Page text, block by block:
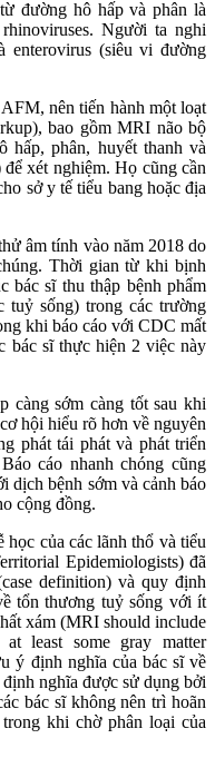
đường hô hấp và phân là
Người ta nghi
enterovirus (siêu vi đường
nên tiến hành một loạt
bao gồm MRI não bộ
hấp, phân, huyết thanh và
xét nghiệm. Họ cũng cần
sở y tế tiểu bang hoặc địa
âm tính vào năm 2018 do
Thời gian từ khi bịnh
bác sĩ thu thập bệnh phẩm
tuỷ sống) trong các trường
khi báo cáo với CDC mất
bác sĩ thực hiện 2 việc này
càng sớm càng tốt sau khi
hội hiểu rõ hơn về nguyên
phát tái phát và phát triển
cáo nhanh chóng cũng
dịch bệnh sớm và cảnh báo
cộng đồng.
của các lãnh thổ và tiểu
Epidemiologists) đã
definition) và quy định
tổn thương tuỷ sống với ít
xám (MRI should include
least some gray matter
ý định nghĩa của bác sĩ về
nghĩa được sử dụng bởi
bác sĩ không nên trì hoãn
khi chờ phân loại của